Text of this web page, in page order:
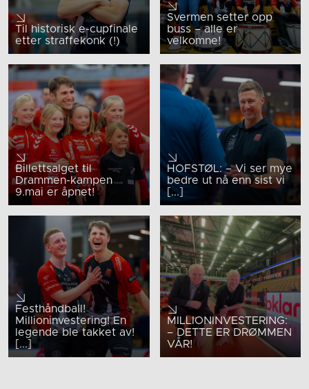
Til historisk e-cupfinale
etter straffekonk (!)
Svermen setter opp
buss – alle er
velkomne!
Billettsalget til
Drammen-kampen
9.mai er åpnet!
HOFSTØL: – Vi ser mye
bedre ut nå enn sist vi
[...]
Festhåndball!
Millioninvestering! En
legende ble takket av!
[...]
MILLIONINVESTERING:
– DETTE ER DRØMMEN
VÅR!